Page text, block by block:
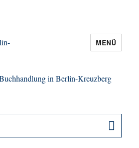
Buchhandlung in
MENÜ